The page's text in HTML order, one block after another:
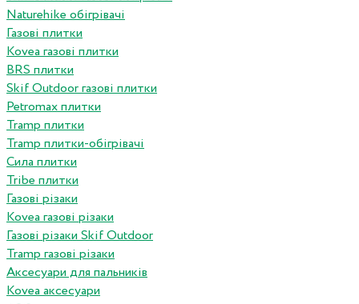
Naturehike обігрівачі
Газові плитки
Kovea газові плитки
BRS плитки
Skif Outdoor газові плитки
Petromax плитки
Tramp плитки
Tramp плитки-обігрівачі
Сила плитки
Tribe плитки
Газові різаки
Kovea газові різаки
Газові різаки Skif Outdoor
Tramp газові різаки
Аксесуари для пальників
Kovea аксесуари